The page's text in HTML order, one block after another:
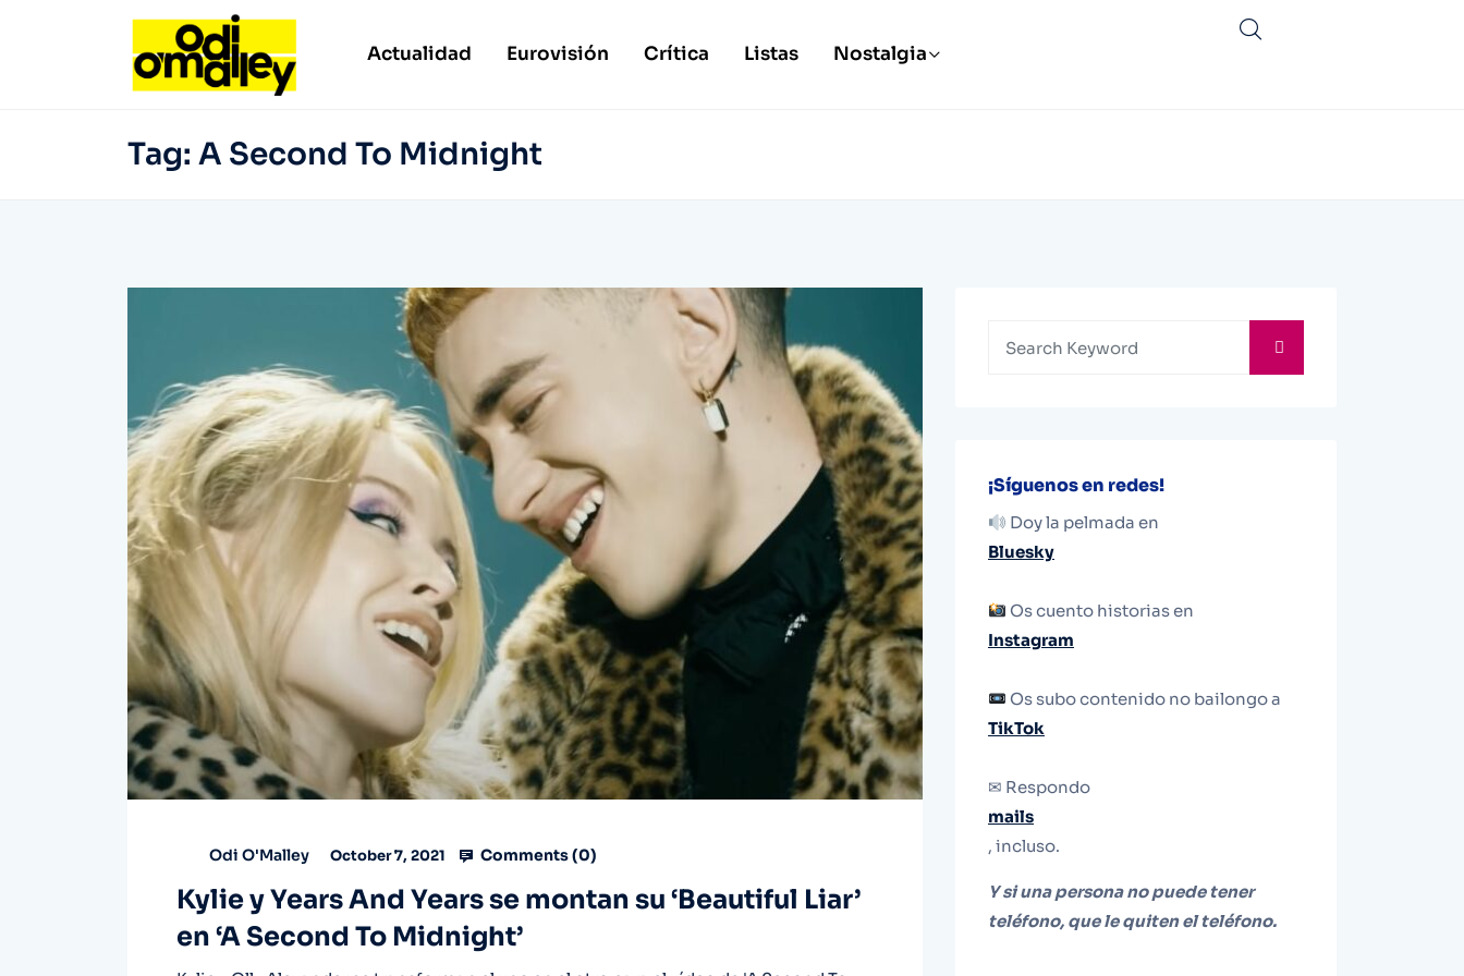
Actualidad Eurovisión Crítica Listas Nostalgia
Tag: A Second To Midnight
Odi O'Malley October 7, 2021 Comments (0)
Kylie y Years And Years se montan su ‘Beautiful Liar’
en ‘A Second To Midnight’
¡Síguenos en redes!
Doy la pelmada en
Bluesky
Os cuento historias en
Instagram
Os subo contenido no bailongo a
TikTok
✉ Respondo
mails
, incluso.
Y si una persona no puede tener
teléfono, que le quiten el teléfono.